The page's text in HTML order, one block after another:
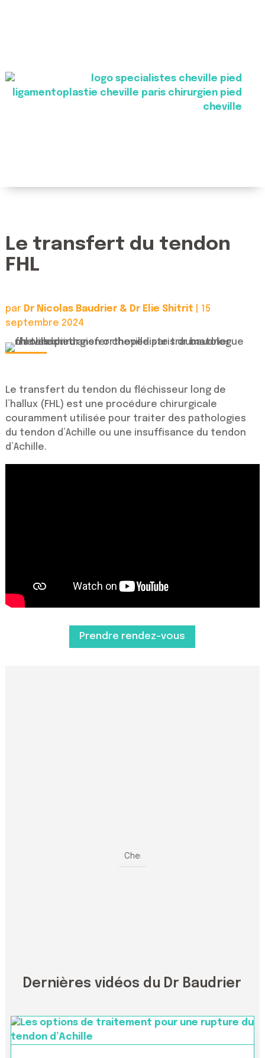
Le transfert du tendon
FHL
par Dr Nicolas Baudrier & Dr Elie Shitrit
15
septembre 2024
Le transfert du tendon du fléchisseur long de
l’hallux (FHL) est une procédure chirurgicale
couramment utilisée pour traiter des pathologies
du tendon d’Achille ou une insuffisance du tendon
d’Achille.
Prendre rendez-vous
Dernières vidéos du Dr Baudrier